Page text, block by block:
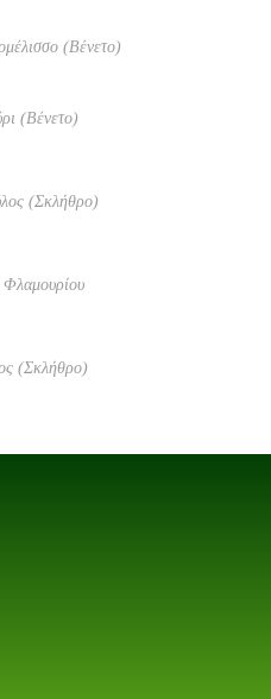
(Βένετο)
(Βένετο)
(Σκλήθρο)
(Σκλήθρο)